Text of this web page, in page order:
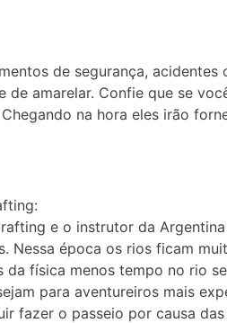
de segurança,
de amarelar. Confie que se
na hora eles irão
e o instrutor da
Nessa época os rios ficam
da física menos tempo no rio
para aventureiros mais
fazer o passeio por causa